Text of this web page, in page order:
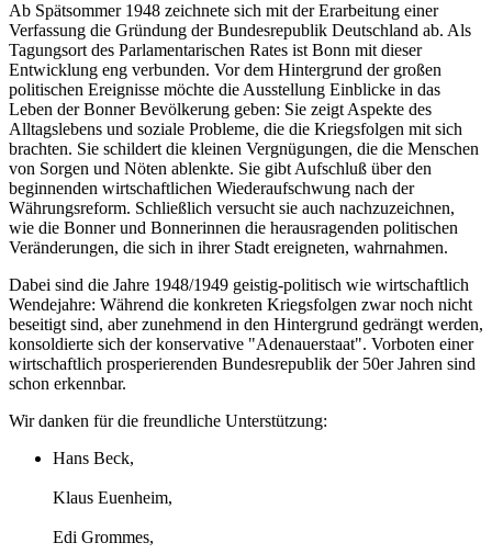
Ab Spätsommer 1948 zeichnete sich mit der Erarbeitung einer
Verfassung die Gründung der Bundesrepublik Deutschland ab. Als
Tagungsort des Parlamentarischen Rates ist Bonn mit dieser
Entwicklung eng verbunden. Vor dem Hintergrund der großen
politischen Ereignisse möchte die Ausstellung Einblicke in das
Leben der Bonner Bevölkerung geben: Sie zeigt Aspekte des
Alltagslebens und soziale Probleme, die die Kriegsfolgen mit sich
brachten. Sie schildert die kleinen Vergnügungen, die die Menschen
von Sorgen und Nöten ablenkte. Sie gibt Aufschluß über den
beginnenden wirtschaftlichen Wiederaufschwung nach der
Währungsreform. Schließlich versucht sie auch nachzuzeichnen,
wie die Bonner und Bonnerinnen die herausragenden politischen
Veränderungen, die sich in ihrer Stadt ereigneten, wahrnahmen.
Dabei sind die Jahre 1948/1949 geistig-politisch wie wirtschaftlich
Wendejahre: Während die konkreten Kriegsfolgen zwar noch nicht
beseitigt sind, aber zunehmend in den Hintergrund gedrängt werden,
konsoldierte sich der konservative "Adenauerstaat". Vorboten einer
wirtschaftlich prosperierenden Bundesrepublik der 50er Jahren sind
schon erkennbar.
Wir danken für die freundliche Unterstützung:
Hans Beck,
Klaus Euenheim,
Edi Grommes,